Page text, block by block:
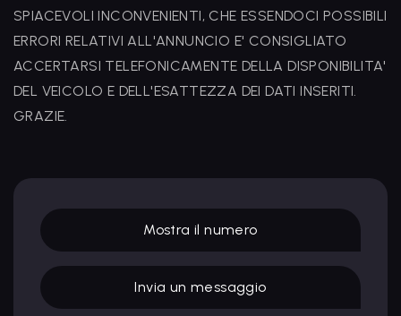
SPIACEVOLI INCONVENIENTI, CHE ESSENDOCI POSSIBILI
ERRORI RELATIVI ALL'ANNUNCIO E' CONSIGLIATO
ACCERTARSI TELEFONICAMENTE DELLA DISPONIBILITA'
DEL VEICOLO E DELL'ESATTEZZA DEI DATI INSERITI.
GRAZIE.
Mostra il numero
Invia un messaggio